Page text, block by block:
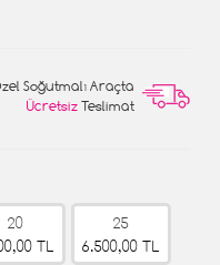
Soğutmalı Araçta
Ücretsiz Teslimat
20
TL
25
6.500,00 TL